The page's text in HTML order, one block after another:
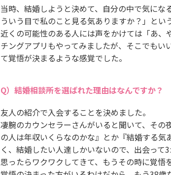
当時、結婚しようと決めて、自分の中で気に
ういう目で私のこと見る気ありますか？」とい
近くの可能性のある人には声をかけては「あ
チングアプリもやってみましたが、そこでも
て覚悟が決まるような感覚でした。
結婚相談所を選ばれた理由はなんですか？
友人の紹介で入会することを決めました。
凄腕のカウンセラーさんがいると聞いて、その
の人は年収いくらなのかな』とか『結婚する
く、結婚したい人達しかいないので、出会っ
思ったらワクワクしてきて、もうその時に覚悟